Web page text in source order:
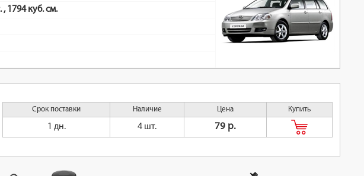
, 1794 куб. см.
Срок поставки Наличие Цена Купить
1 дн. 4 шт. 79 р.